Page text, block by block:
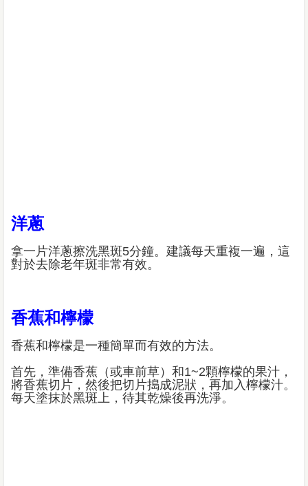
洋蔥
拿一片洋蔥擦洗黑斑5分鐘。建議每天重複一遍，這
對於去除老年斑非常有效。
香蕉和檸檬
香蕉和檸檬是一種簡單而有效的方法。
首先，準備香蕉（或車前草）和1~2顆檸檬的果汁，
將香蕉切片，然後把切片搗成泥狀，再加入檸檬汁。
每天塗抹於黑斑上，待其乾燥後再洗淨。